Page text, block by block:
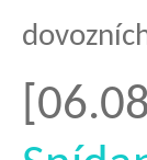
sex
doll ?